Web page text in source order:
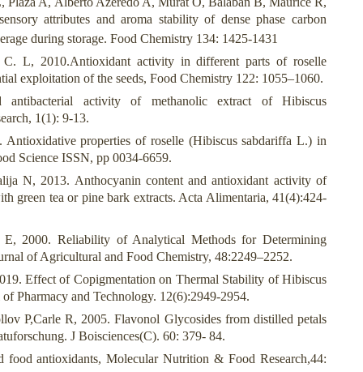
attributes and aroma stability of dense phase carbon
during storage. Food Chemistry 134: 1425-1431
L, 2010.Antioxidant activity in different parts of roselle
exploitation of the seeds, Food Chemistry 122: 1055–1060.
activity of methanolic extract of Hibiscus
1(1): 9-13.
properties of roselle (Hibiscus sabdariffa L.) in
Science ISSN, pp 0034-6659.
N, 2013. Anthocyanin content and antioxidant activity of
green tea or pine bark extracts. Acta Alimentaria, 41(4):424-
E, 2000. Reliability of Analytical Methods for Determining
of Agricultural and Food Chemistry, 48:2249–2252.
Effect of Copigmentation on Thermal Stability of Hibiscus
Pharmacy and Technology. 12(6):2949-2954.
P,Carle R, 2005. Flavonol Glycosides from distilled petals
J Boisciences(C). 60: 379- 84.
antioxidants, Molecular Nutrition & Food Research,44: